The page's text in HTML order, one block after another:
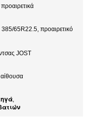
65R22.5, προαιρετικό
JOST
,